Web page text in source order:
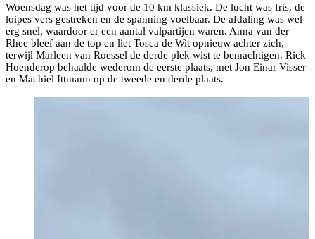
Woensdag was het tijd voor de 10 km klassiek. De lucht was fris, de
loipes vers gestreken en de spanning voelbaar. De afdaling was wel
erg snel, waardoor er een aantal valpartijen waren. Anna van der
Rhee bleef aan de top en liet Tosca de Wit opnieuw achter zich,
terwijl Marleen van Roessel de derde plek wist te bemachtigen. Rick
Hoenderop behaalde wederom de eerste plaats, met Jon Einar Visser
en Machiel Ittmann op de tweede en derde plaats.